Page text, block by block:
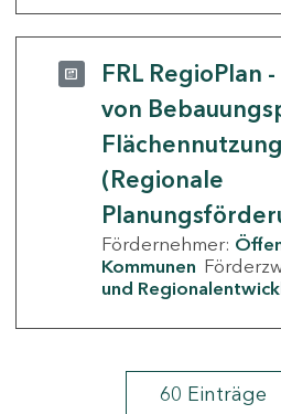
FRL RegioPlan
von
(Regionale
Fördernehmer:
Kommunen
und
60 Einträge